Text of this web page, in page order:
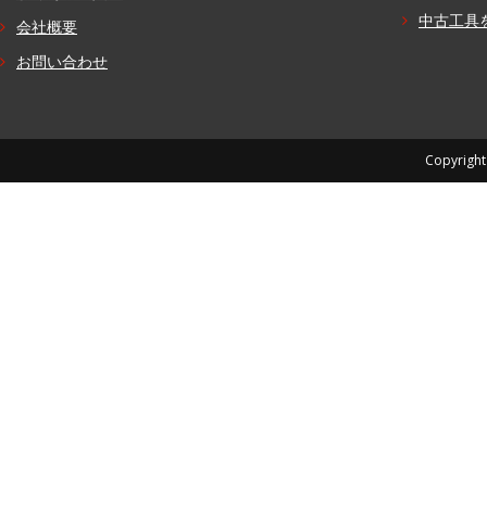
会社概要
お問い合わせ
中古工具